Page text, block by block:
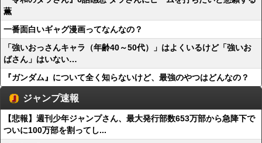
薫
一番面白いギャグ漫画ってなんなの？
「強いおっさんキャラ（年齢40～50代）」はよくいるけど「強いお
ばさん」はいない…
『ガンダム』について全く知らないけど、最強のやつはどんなの？
ジャンプ速報
【悲報】週刊少年ジャンプさん、最大発行部数653万部から急降下で
ついに100万部を割ってし...